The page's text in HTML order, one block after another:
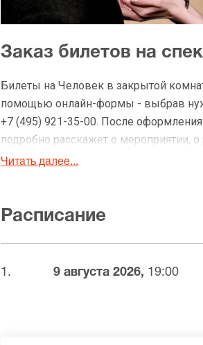
Заказ билетов на
Билеты на Человек в закрытой
помощью онлайн-формы - выбрав
+7 (495) 921-35-00. После
подробно расскажет о мероприятии,
утвердит адрес доставки.
После бронирования билетов,
доставка билетов осуществляется в
Читать далее...
Расписание
1. 9 августа 2026, 19:00